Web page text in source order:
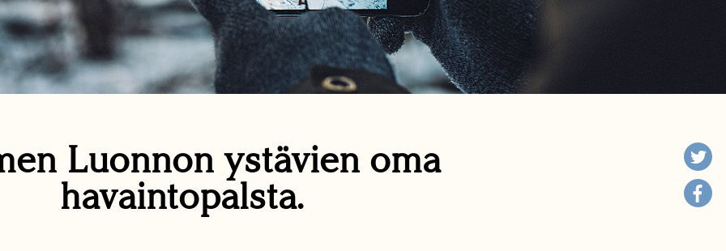
Luonnon ystävien oma
havaintopalsta.